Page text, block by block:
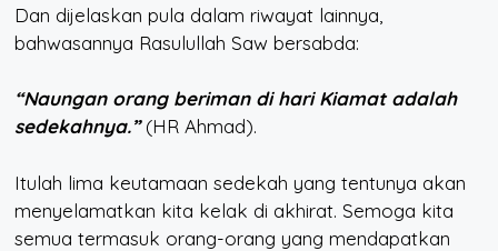
Dan dijelaskan pula dalam riwayat lainnya,
bahwasannya Rasulullah Saw bersabda:
“Naungan orang beriman di hari Kiamat adalah
sedekahnya.”(HR Ahmad).
Itulah lima keutamaan sedekah yang tentunya akan
menyelamatkan kita kelak di akhirat. Semoga kita
semua termasuk orang-orang yang mendapatkan